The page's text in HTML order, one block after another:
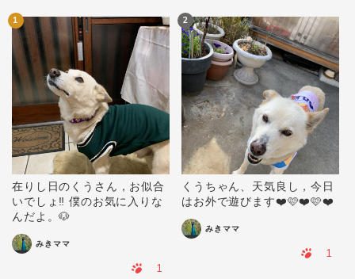
1
在りし日のくうさん，お似合
いでしょ‼️ 僕のお気に入りな
んだよ。🐶
みきママ
1
2
くうちゃん、天気良し，今日
はお外で遊びます❤️🩷❤️🩷❤️
みきママ
1